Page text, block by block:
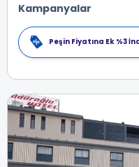
Kampanyalar
Peşin Fiyatına Ek %3